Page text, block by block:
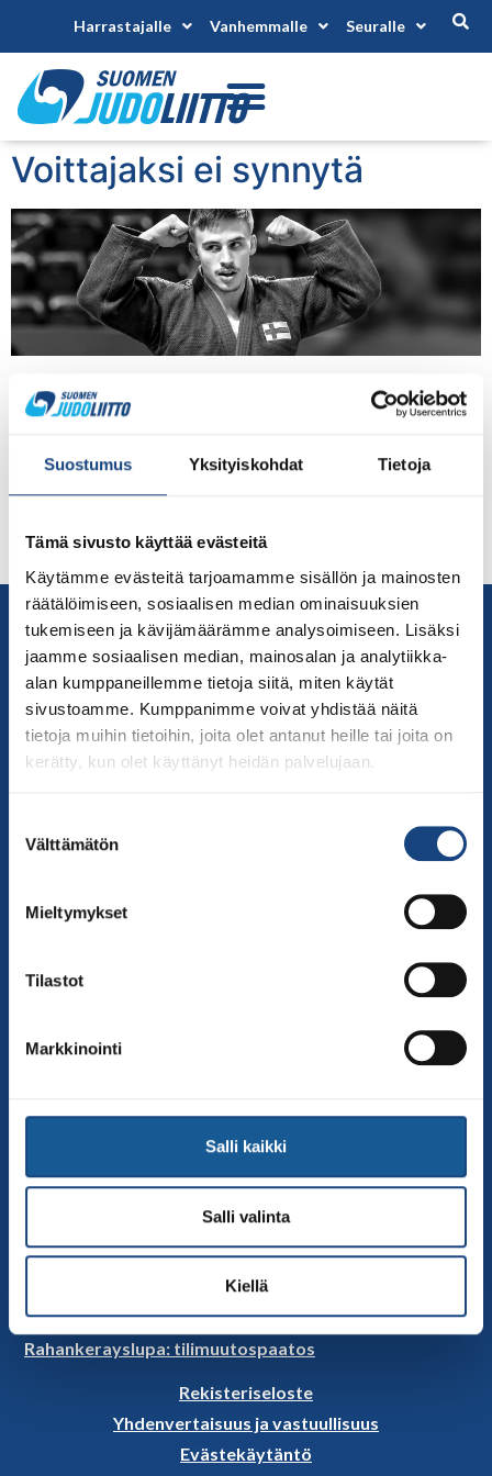
Suostumus Yksityiskohdat Tietoja
Tämä sivusto käyttää evästeitä
Käytämme evästeitä tarjoamamme sisällön ja mainosten
räätälöimiseen, sosiaalisen median ominaisuuksien
tukemiseen ja kävijämäärämme analysoimiseen. Lisäksi
jaamme sosiaalisen median, mainosalan ja analytiikka-
alan kumppaneillemme tietoja siitä, miten käytät
sivustoamme. Kumppanimme voivat yhdistää näitä
tietoja muihin tietoihin, joita olet antanut heille tai joita on
kerätty, kun olet käyttänyt heidän palvelujaan.
valinta
Välttämätön
Mieltymykset
Tilastot
Markkinointi
Salli kaikki
Salli valinta
Kiellä
Harrastajalle Vanhemmalle Seuralle
Voittajaksi ei synnytä
Judo sopii kaikille
Yhteystiedot
Suomen Judoliitto
Olympiastadion
Paavo Nurmen tie 1
00250 Helsinki
Puh.050-384 7563
Linkkejä
Judoliiton uutiset
Selosteet
Rahankeräyslupa
Rahankerayslupa: tilimuutospaatos
Rekisteriseloste
Yhdenvertaisuus ja vastuullisuus
Evästekäytäntö